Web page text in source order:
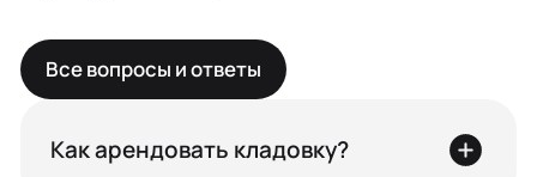
Все вопросы и ответы
Как арендовать кладовку?